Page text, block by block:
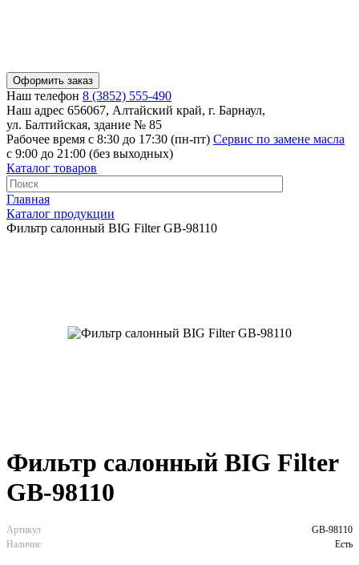
Оформить заказ
Наш телефон 8 (3852) 555-490
Наш адрес 656067, Алтайский край, г. Барнаул,
ул. Балтийская, здание № 85
Рабочее время с 8:30 до 17:30 (пн-пт) Сервис по замене масла
с 9:00 до 21:00 (без выходных)
Каталог товаров
Главная
Каталог продукции
Фильтр салонный BIG Filter GB-98110
Фильтр салонный BIG Filter
GB-98110
Артикул
GB-98110
Наличие
Есть